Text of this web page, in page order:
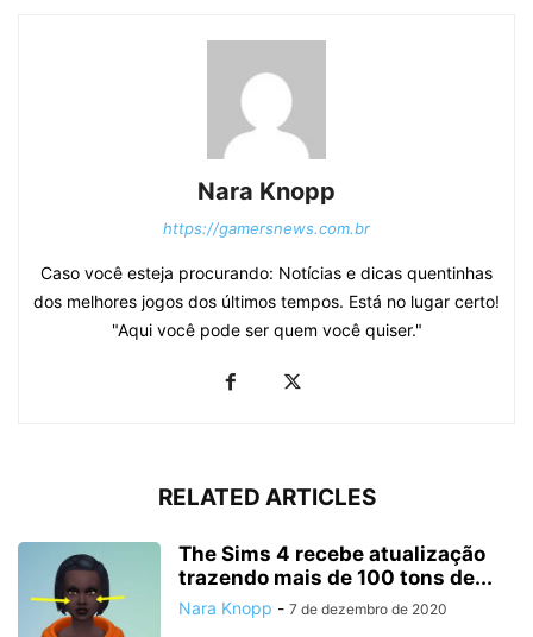
Nara Knopp
https://gamersnews.com.br
Caso você esteja procurando: Notícias e dicas quentinhas
dos melhores jogos dos últimos tempos. Está no lugar certo!
"Aqui você pode ser quem você quiser."
RELATED ARTICLES
The Sims 4 recebe atualização
trazendo mais de 100 tons de...
Nara Knopp - 7 de dezembro de 2020